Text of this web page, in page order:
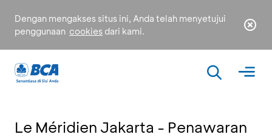
Dengan mengakses situs ini, Anda telah menyetujui
penggunaan cookies dari kami.
Le Méridien Jakarta - Penawaran